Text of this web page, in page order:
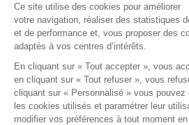
Recrutement
Trouvez un
Rejoindre
DEVENIR